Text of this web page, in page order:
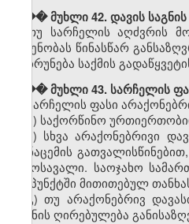
��� მუხლი 42. დავის
თუ სარჩელის აღძვრის
ოდენობას წინასწარ
დაბრუნება საქმის
��� მუხლი 43. სარჩელის
სარჩელის ფასი
ა) საქორწინო
ბ) სხვა არაქონებრივი
მონაცემის
შემოსავალი. საოჯახო
ქვეპუნქტში მითითებულ
გ) თუ არაქონებრივ
საგნის ღირებულება